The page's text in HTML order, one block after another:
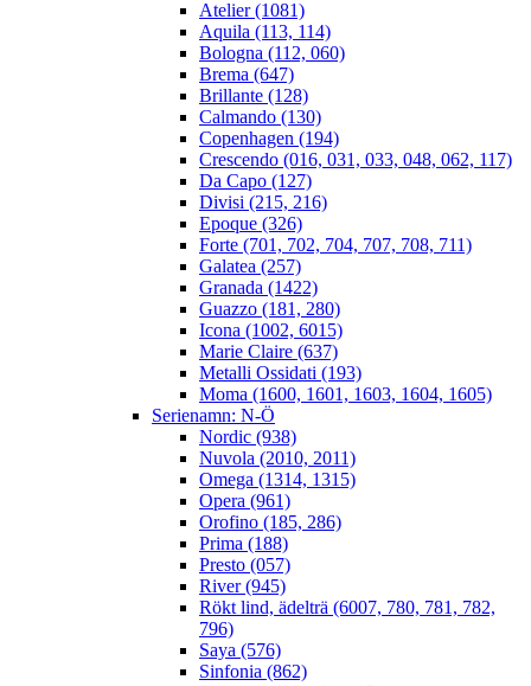
Atelier (1081)
Aquila (113, 114)
Bologna (112, 060)
Brema (647)
Brillante (128)
Calmando (130)
Copenhagen (194)
Crescendo (016, 031, 033, 048, 062, 117)
Da Capo (127)
Divisi (215, 216)
Epoque (326)
Forte (701, 702, 704, 707, 708, 711)
Galatea (257)
Granada (1422)
Guazzo (181, 280)
Icona (1002, 6015)
Marie Claire (637)
Metalli Ossidati (193)
Moma (1600, 1601, 1603, 1604, 1605)
Serienamn: N-Ö
Nordic (938)
Nuvola (2010, 2011)
Omega (1314, 1315)
Opera (961)
Orofino (185, 286)
Prima (188)
Presto (057)
River (945)
Rökt lind, ädelträ (6007, 780, 781, 782,
796)
Saya (576)
Sinfonia (862)